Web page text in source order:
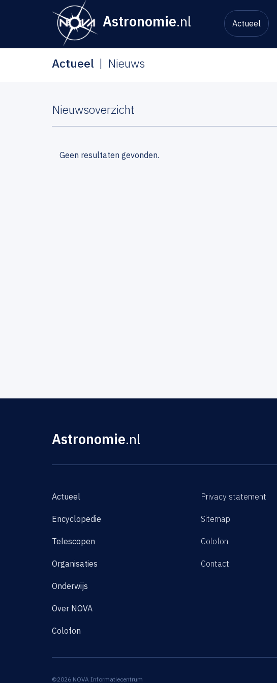
Astronomie.nl Actueel
Actueel Nieuws
Nieuwsoverzicht
Geen resultaten gevonden.
Astronomie.nl
Actueel
Encyclopedie
Telescopen
Organisaties
Onderwijs
Over NOVA
Colofon
Privacy statement
Sitemap
Colofon
Contact
©2026 NOVA Informatiecentrum